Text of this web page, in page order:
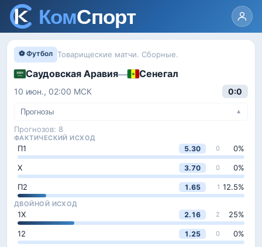
⚽ Футбол Товарищеские матчи. Сборные.
Саудовская Аравия— Сенегал
10 июн., 02:00 МСК 0:0
Прогнозы ▼
Прогнозов: 8
ФАКТИЧЕСКИЙ ИСХОД
П1 5.30 0 0%
Х 3.70 0 0%
П2 1.65 1 12.5%
ДВОЙНОЙ ИСХОД
1Х 2.16 2 25%
12 1.25 0 0%